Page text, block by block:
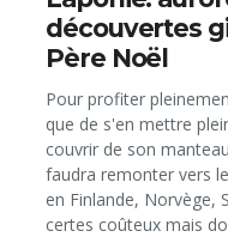
découvertes
Père Noël
Pour profiter
que de s'en mettre
couvrir de son
faudra remonter vers
en Finlande, Norvège,
certes coûteux mais